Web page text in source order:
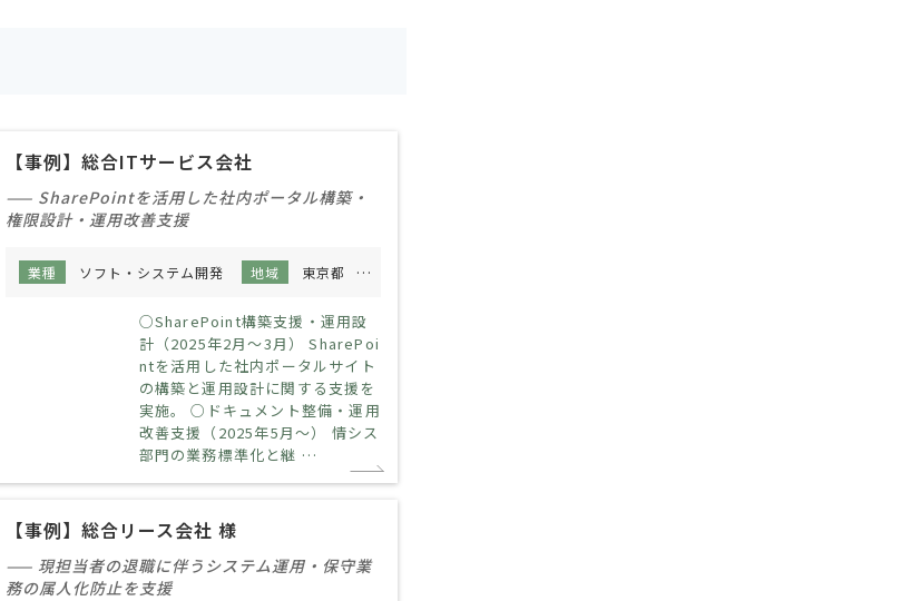
【事例】総合ITサービス会社
—— SharePointを活用した社内ポータル構築・
権限設計・運用改善支援
業種 ソフト・システム開発 地域 東京都
○SharePoint構築支援・運用設
計（2025年2月～3月） SharePoi
ntを活用した社内ポータルサイト
の構築と運用設計に関する支援を
実施。 ○ドキュメント整備・運用
改善支援（2025年5月～） 情シス
部門の業務標準化と継 …
【事例】総合リース会社 様
—— 現担当者の退職に伴うシステム運用・保守業
務の属人化防止を支援